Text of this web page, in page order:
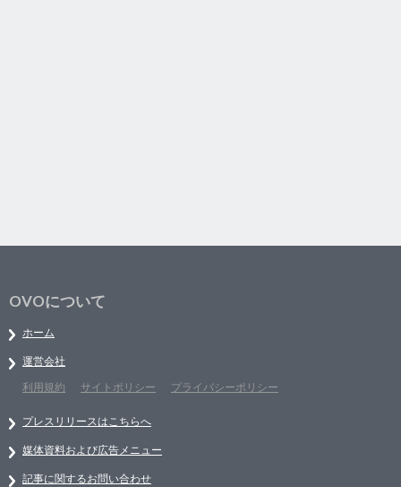
OVOについて
ホーム
運営会社
利用規約
サイトポリシー プライバシーポリシー
プレスリリースはこちらへ
媒体資料および広告メニュー
記事に関するお問い合わせ